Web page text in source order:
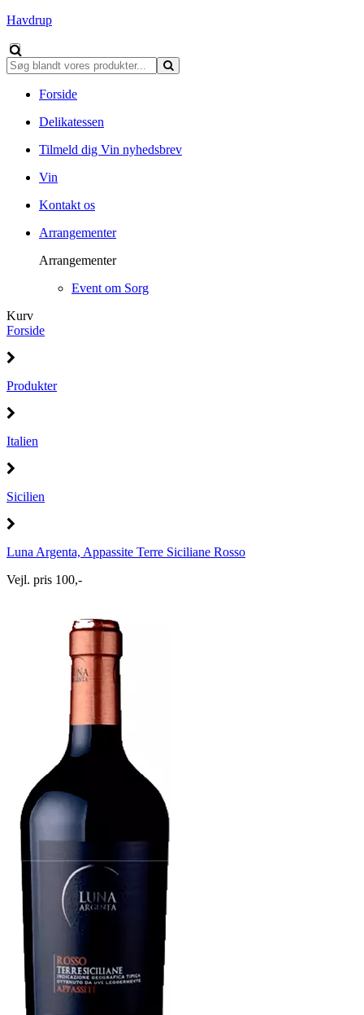
Havdrup
Forside
Delikatessen
Tilmeld dig Vin nyhedsbrev
Vin
Kontakt os
Arrangementer
Arrangementer
Event om Sorg
Kurv
Forside
Produkter
Italien
Sicilien
Luna Argenta, Appassite Terre Siciliane Rosso
Vejl. pris 100,-